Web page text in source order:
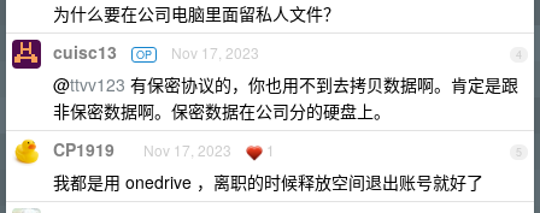
为什么要在公司电脑里面留私人文件？
4
cuisc13 OP Nov 17, 2023
@ttvv123 有保密协议的，你也用不到去拷贝数据啊。肯定是跟
非保密数据啊。保密数据在公司分的硬盘上。
5
CP1919 Nov 17, 2023 1
我都是用 onedrive ，离职的时候释放空间退出账号就好了